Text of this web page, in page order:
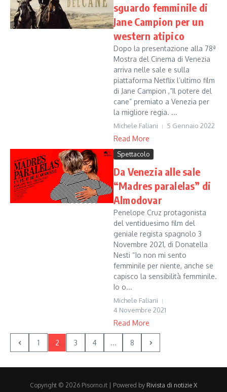
sguardo femminile di
Jane Campion per un
western atipico
Dopo la presentazione alla 78ª
Mostra del Cinema di Venezia
arriva nelle sale e sulla
piattaforma Netflix l’ultimo film
di Jane Campion ,”Il potere del
cane” premiato a Venezia per
la migliore regia. ...
Michele Faliani 5 Gennaio 2022
Read More
Spettacolo
Da Venezia alle sale
“Madres paralelas” di
Almodovar
Penelope Cruz protagonista
del ventiduesimo film del
geniale regista spagnolo 3
Novembre 2021, di Donatella
Nesti “Io non mi sento
femminile per niente, anche se
capisco la sensibilità femminile.
Io o...
Michele Faliani
4 Novembre 2021
Read More
1 2 3 4 ... 8
Copyright © 2026 Pisorno.it | Powered by Rivista di notizie X